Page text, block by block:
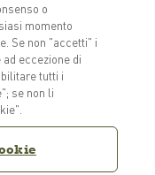
o
momento
Se non "accetti" i
eccezione di
tutti i
se non li